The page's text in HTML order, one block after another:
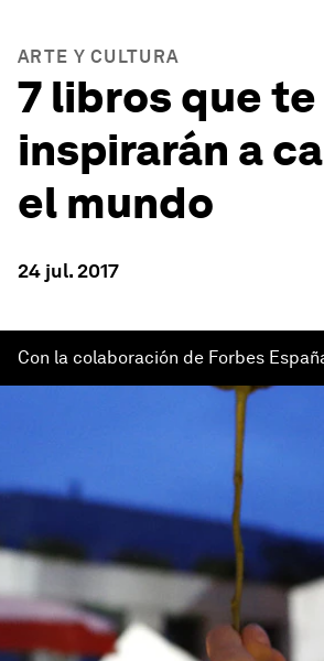
ARTE Y CULTURA
7 libros que te
inspirarán a
el mundo
24 jul. 2017
Con la colaboración de Forbes